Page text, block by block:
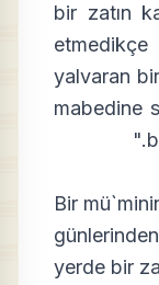
bir zatın
etmedikçe
yalvaran
mabedine
Bir
yerde bir